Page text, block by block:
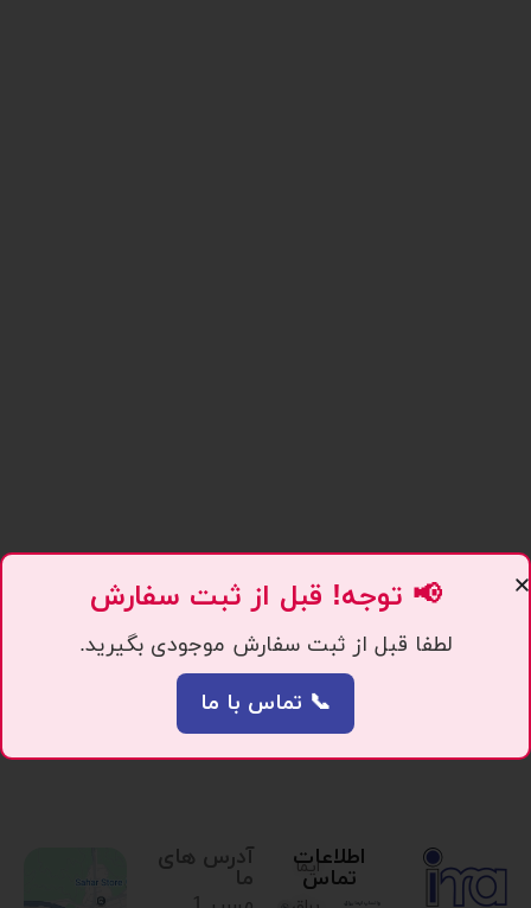
ایما
اطلاعات
تماس
آدرس های
ما
📢 توجه! قبل از ثبت سفارش
لطفا قبل از ثبت سفارش موجودی بگیرید.
📞 تماس با ما